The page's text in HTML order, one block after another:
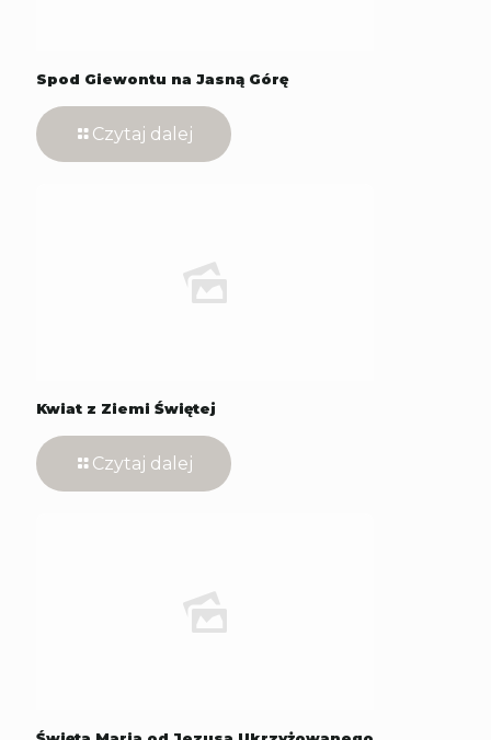
Spod Giewontu na Jasną Górę
Czytaj dalej
Kwiat z Ziemi Świętej
Czytaj dalej